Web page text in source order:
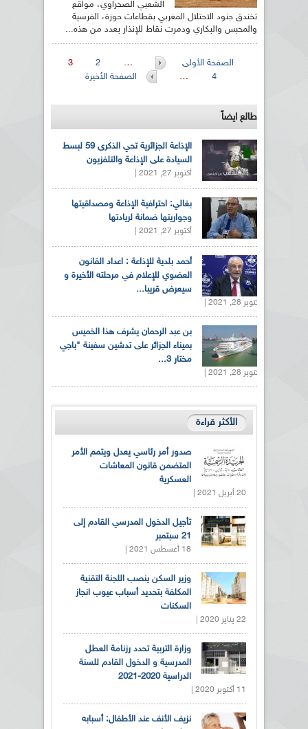
الشعبي الصحراوي، مواقع
تخندق جنود الاحتلال المغربي بقطاعات حوزة، الفرسية
والمحبس والبكاري ودمرت نقاط للإنذار بعدد من هذه...
الصفحات
الصفحة الأولى …
2
3
4
… الصفحة الأخيرة
طالع ايضاً
الإذاعة الجزائرية تحي الذكرى 59 لبسط
السيادة على الإذاعة والتلفزيون
أكتوبر 27, 2021 |
بغالي: احترافية الإذاعة ومصداقيتها
وجواريتها ضمانة لريادتها
أكتوبر 27, 2021 |
أحمد بلدية للإذاعة : اعداد القانون
العضوي للإعلام في مرحلته الأخيرة و
سيعرض قريبا...
أكتوبر 28, 2021 |
بن عبد الرحمان يشرف هذا الخميس
بميناء الجزائر على تدشين سفينة "باجي
مختار 3...
أكتوبر 28, 2021 |
الأكثر قراءة
صدور أمر رئاسي يعدل ويتمم الأمر
المتضمن قانون المعاشات
العسكرية
20 أبريل 2021 |
تأجيل الدخول المدرسي القادم إلى
21 سبتمبر
18 أغسطس 2021 |
وزير السكن ينصب اللجنة التقنية
المكلفة بتحديد أسباب عيوب انجاز
السكنات
22 يناير 2020 |
وزارة التربية تحدد رزنامة العطل
المدرسية و الدخول القادم للسنة
الدراسية 2020-2021
11 أكتوبر 2020 |
نزيف الأنف عند الأطفال: أسبابه